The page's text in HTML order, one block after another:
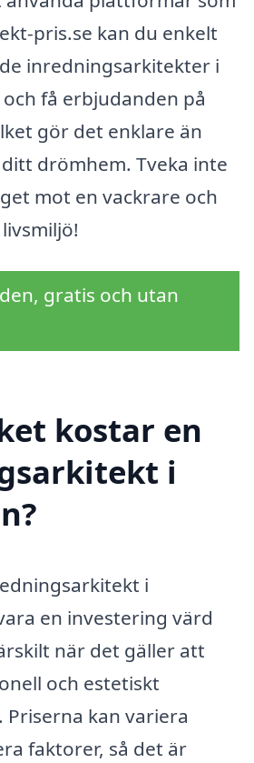
pris.se kan du enkelt
inredningsarkitekter i
få erbjudanden på
gör det enklare än
drömhem. Tveka inte
mot en vackrare och
gratis och utan
kostar en
i
i
en investering värd
när det gäller att
och estetiskt
kan variera
faktorer, så det är